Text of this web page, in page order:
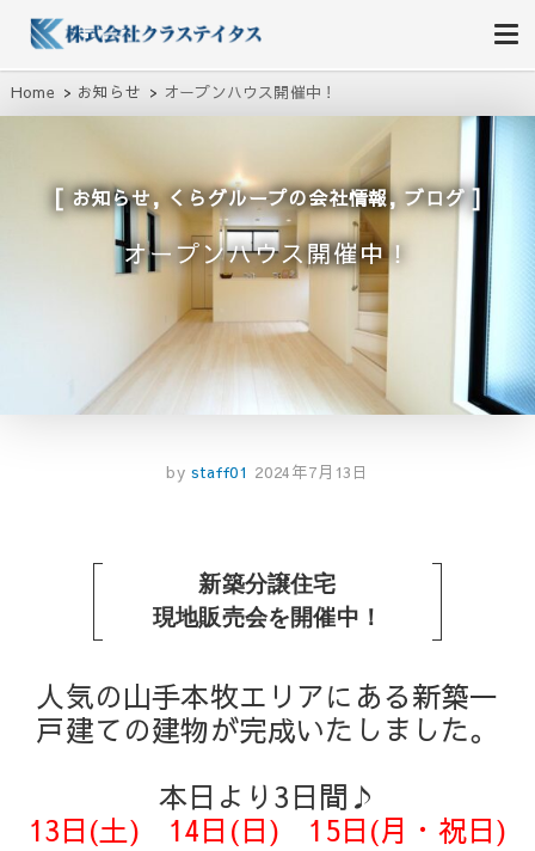
株式会社クラステイタス
地域のコミュニティーを大切にする企業
Home お知らせ オープンハウス開催中！
お知らせ,くらグループの会社情報, ブログ
オープンハウス開催中！
by staff01 2024年7月13日
新築分譲住宅
現地販売会を開催中！
人気の山手本牧エリアにある新築一
戸建ての建物が完成いたしました。
本日より3日間♪
13日(土) 14日(日) 15日(月・祝日)